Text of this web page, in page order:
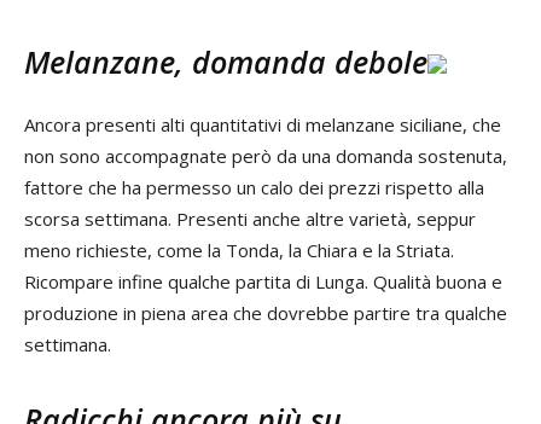
Melanzane, domanda debole
Ancora presenti alti quantitativi di melanzane siciliane, che
non sono accompagnate però da una domanda sostenuta,
fattore che ha permesso un calo dei prezzi rispetto alla
scorsa settimana. Presenti anche altre varietà, seppur
meno richieste, come la Tonda, la Chiara e la Striata.
Ricompare infine qualche partita di Lunga. Qualità buona e
produzione in piena area che dovrebbe partire tra qualche
settimana.